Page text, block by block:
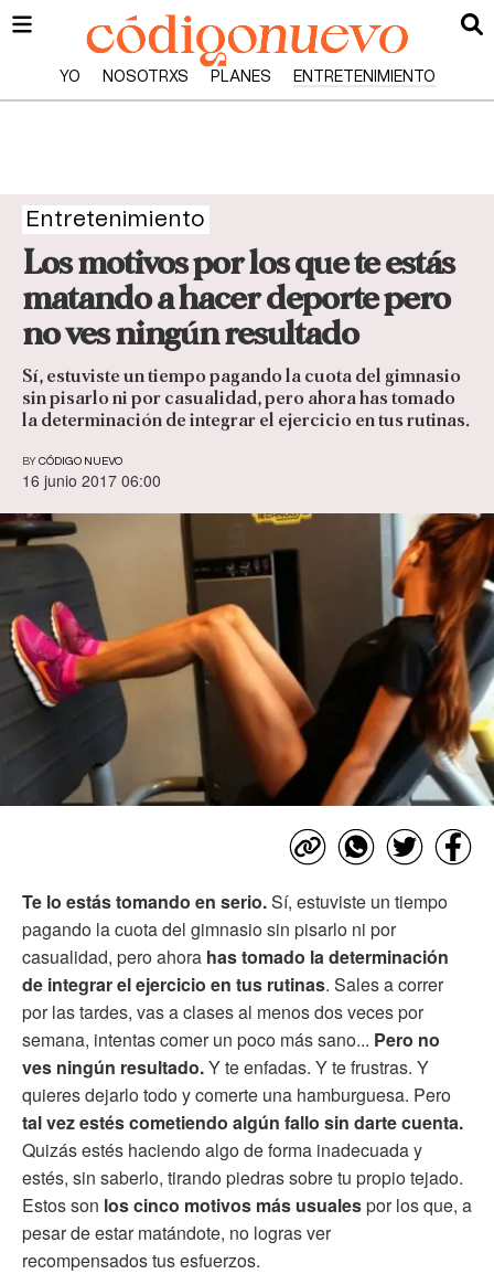
YO NOSOTRXS PLANES ENTRETENIMIENTO
Entretenimiento
Los motivos por los que te estás
matando a hacer deporte pero
no ves ningún resultado
Sí, estuviste un tiempo pagando la cuota del gimnasio
sin pisarlo ni por casualidad, pero ahora has tomado
la determinación de integrar el ejercicio en tus rutinas.
BY CÓDIGO NUEVO
16 junio 2017 06:00
Te lo estás tomando en serio.Sí, estuviste un tiempo
pagando la cuota del gimnasio sin pisarlo ni por
casualidad, pero ahora has tomado la determinación
de integrar el ejercicio en tus rutinas. Sales a correr
por las tardes, vas a clases al menos dos veces por
semana, intentas comer un poco más sano... Pero no
ves ningún resultado.Y te enfadas. Y te frustras. Y
quieres dejarlo todo y comerte una hamburguesa. Pero
tal vez estés cometiendo algún fallo sin darte cuenta.
Quizás estés haciendo algo de forma inadecuada y
estés, sin saberlo, tirando piedras sobre tu propio tejado.
Estos son los cinco motivos más usualespor los que, a
pesar de estar matándote, no logras ver
recompensados tus esfuerzos.